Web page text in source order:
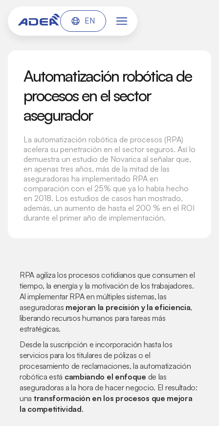
EN
Automatización robótica de
procesos en el sector
asegurador
La automatización robótica de procesos (RPA)
acelera su penetración en el sector seguros. Así lo
demuestra un estudio de Novarica al señalar que,
en apenas tres años, más de la mitad de las
aseguradoras ha implementado RPA en
comparación con el 25% que ya lo había hecho
en 2018. Los estudios de casos han mostrado,
además, un aumento de hasta el 200 % en el ROI
durante el primer año de implementación.
RPA agiliza los procesos cotidianos que consumen el
tiempo, la energía y la motivación de los trabajadores.
Al implementar RPA en múltiples sistemas, las
aseguradoras mejoran la precisión y la eficiencia,
liberando recursos humanos para tareas más
estratégicas.
Desde la suscripción e incorporación hasta los
servicios para los titulares de pólizas o el
procesamiento de reclamaciones, la automatización
robótica está cambiando el enfoque de las
aseguradoras a la hora de hacer negocio. El resultado:
una transformación en los procesos que mejora
la competitividad.